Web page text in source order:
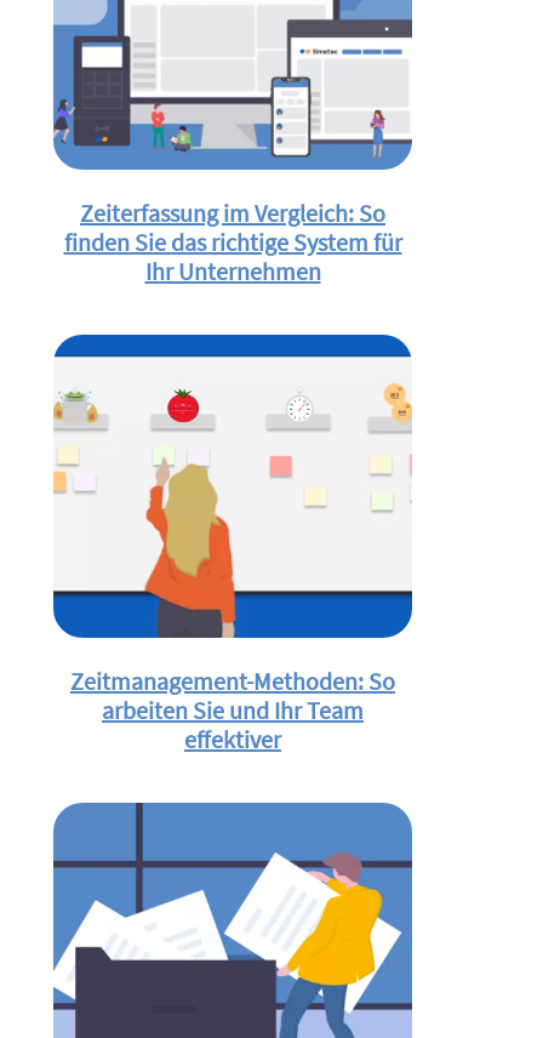
Zeiterfassung im Vergleich: So
finden Sie das richtige System für
Ihr Unternehmen
Zeitmanagement-Methoden: So
arbeiten Sie und Ihr Team
effektiver